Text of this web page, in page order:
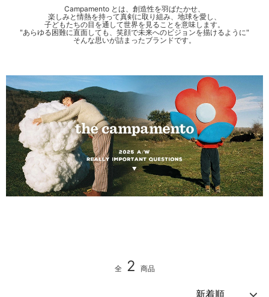
Campamento とは、創造性を羽ばたかせ、
楽しみと情熱を持って真剣に取り組み、地球を愛し、
子どもたちの目を通して世界を見ることを意味します。
"あらゆる困難に直面しても、笑顔で未来へのビジョンを描けるように"
そんな思いが詰まったブランドです。
全 2 商品